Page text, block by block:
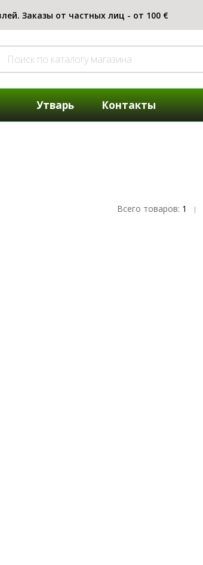
Утварь Контакты
Всего товаров: 1 |